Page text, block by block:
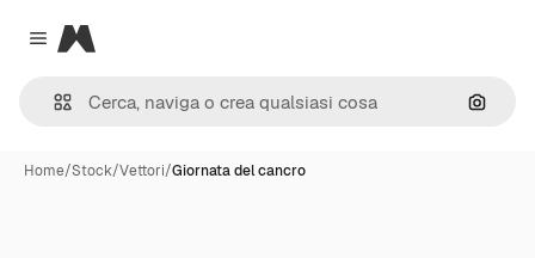
Close menu
Magnific
Cerca
Home/Stock/Vettori/Giornata del cancro